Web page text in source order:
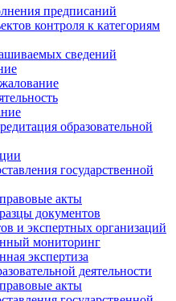
предписаний
контроля к категориям
сведений
образовательной
государственной
акты
документов
и экспертных организаций
мониторинг
экспертиза
деятельности
акты